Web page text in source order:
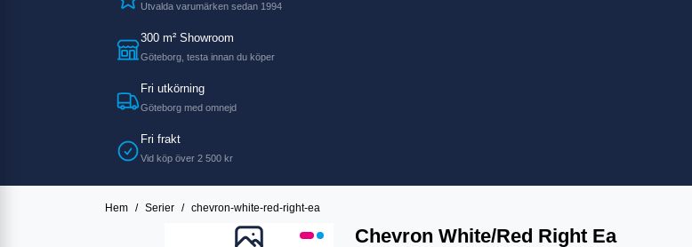
Utvalda varumärken sedan 1994
300 m² Showroom
Göteborg, testa innan du köper
Fri utkörning
Göteborg med omnejd
Fri frakt
Vid köp över 2 500 kr
Hem / Serier / chevron-white-red-right-ea
Chevron White/Red Right Ea